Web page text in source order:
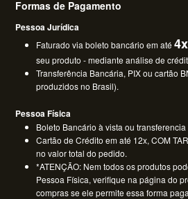
Formas de Pagamento
Pessoa Jurídica
Faturado via boleto bancário em até4x
seu produto - mediante análise de
Transferência Bancária, PIX ou cartão
produzidos no Brasil).
Pessoa Física
Boleto Bancário à vista ou
Cartão de Crédito em até 12x, COM
no valor total do pedido.
*ATENÇÃO: Nem todos os produtos
Pessoa Física, verifique na página do
compras se ele permite essa forma